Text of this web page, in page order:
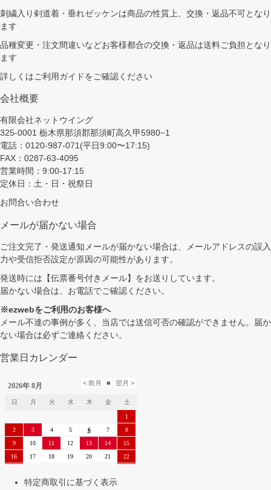
刺繍入り剣道着・垂れゼッケンは商品の性質上、交換・返品不可となり
ます
品種変更・注文間違いなどお客様都合の交換・返品は送料ご負担となり
ます
詳しくはご利用ガイドをご確認ください
会社概要
有限会社ネットウイング
325-0001 栃木県那須郡那須町高久甲5980−1
電話：0120-987-071(平日9:00〜17:15)
FAX：0287-63-4095
営業時間：9:00-17:15
定休日：土・日・祝祭日
お問合い合わせ
メールが届かない場合
ご注文完了・発送通知メールが届かない場合は、メールアドレスの誤入
力や受信拒否設定が原因の可能性があります。
発送時には【伝票番号付きメール】をお送りしています。
届かない場合は、お電話でご確認ください。
※ezwebをご利用のお客様へ
メール不達の事例が多く、当店では送信可否の確認ができません。届か
ない場合は必ずご連絡ください。
営業日カレンダー
特定商取引に基づく表示